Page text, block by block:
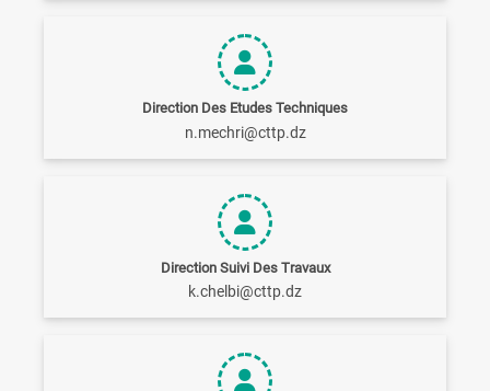
Direction Des Etudes Techniques
n.mechri@cttp.dz
Direction Suivi Des Travaux
k.chelbi@cttp.dz